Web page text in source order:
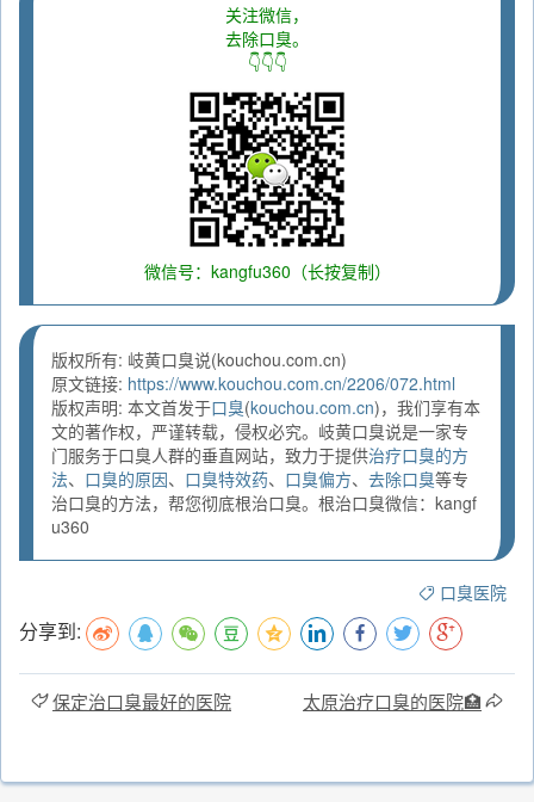
关注微信，
去除口臭。
👇👇👇
微信号：kangfu360（长按复制）
版权所有: 岐黄口臭说(kouchou.com.cn)
原文链接: https://www.kouchou.com.cn/2206/072.html
版权声明: 本文首发于口臭(kouchou.com.cn)，我们享有本
文的著作权，严谨转载，侵权必究。岐黄口臭说是一家专
门服务于口臭人群的垂直网站，致力于提供治疗口臭的方
法、 口臭的原因、 口臭特效药、 口臭偏方、 去除口臭等专
治口臭的方法，帮您彻底根治口臭。根治口臭微信：kangf
u360
口臭医院
分享到:
保定治口臭最好的医院 太原治疗口臭的医院🏥